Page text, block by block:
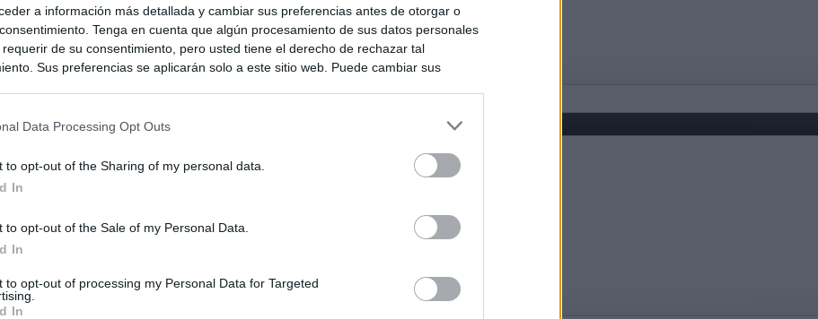
a información más detallada y cambiar sus preferencias antes de otorgar o
Tenga en cuenta que algún procesamiento de sus datos personales
de su consentimiento, pero usted tiene el derecho de rechazar tal
Sus preferencias se aplicarán solo a este sitio web. Puede cambiar sus
Data Processing Opt Outs
to opt-out of the Sharing of my personal data.
In
to opt-out of the Sale of my Personal Data.
In
to opt-out of processing my Personal Data for Targeted
In